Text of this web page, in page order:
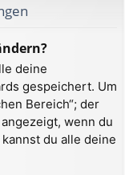
deine
gespeichert. Um
Bereich“; der
wenn du
du alle deine